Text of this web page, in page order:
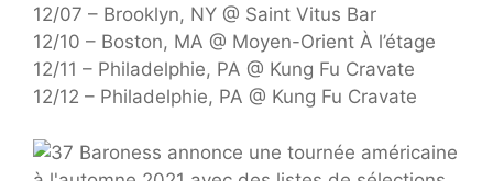
12/07 – Brooklyn, NY @ Saint Vitus Bar
12/10 – Boston, MA @ Moyen-Orient À l’étage
12/11 – Philadelphie, PA @ Kung Fu Cravate
12/12 – Philadelphie, PA @ Kung Fu Cravate